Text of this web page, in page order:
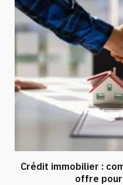
Crédit immobilier :
offre